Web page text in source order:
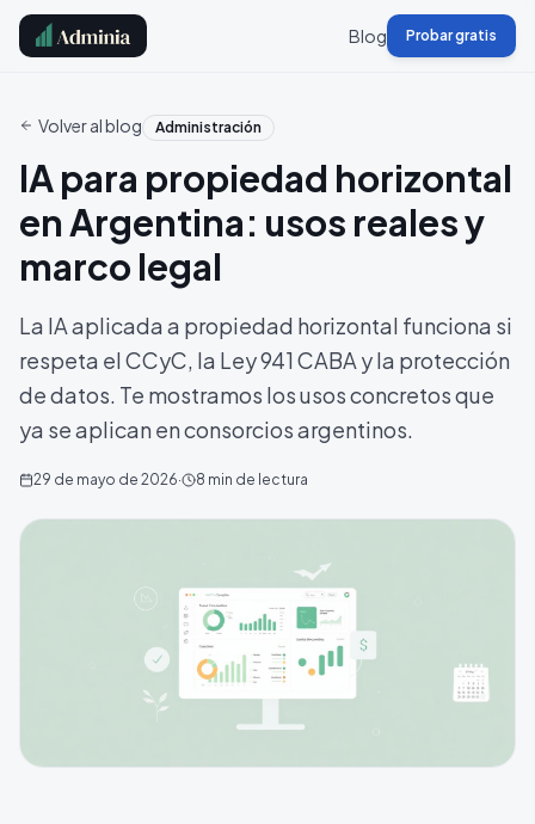
Blog Probar gratis
Volver al blog Administración
IA para propiedad horizontal
en Argentina: usos reales y
marco legal
La IA aplicada a propiedad horizontal funciona si
respeta el CCyC, la Ley 941 CABA y la protección
de datos. Te mostramos los usos concretos que
ya se aplican en consorcios argentinos.
29 de mayo de 2026· 8 min de lectura